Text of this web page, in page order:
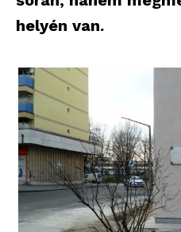
helyén van.